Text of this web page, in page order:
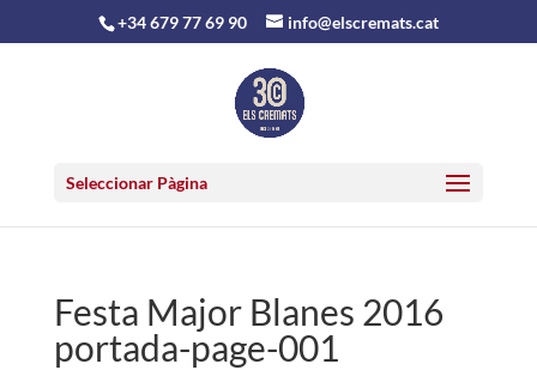
+34 679 77 69 90 info@elscremats.cat
Seleccionar Pàgina
Festa Major Blanes 2016
portada-page-001